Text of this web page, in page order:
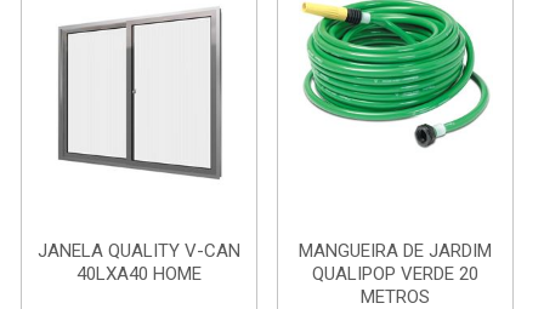
JANELA QUALITY V-CAN
40LXA40 HOME
MANGUEIRA DE JARDIM
QUALIPOP VERDE 20
METROS